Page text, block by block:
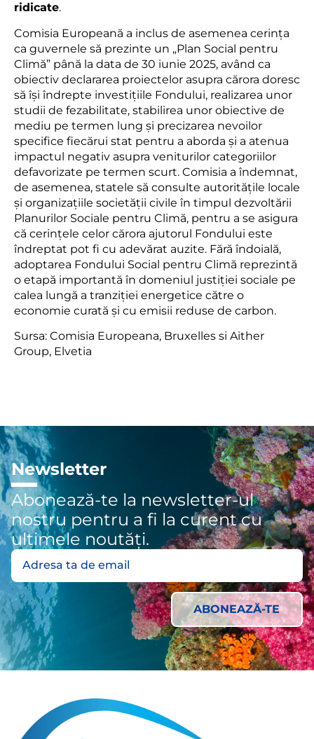
ridicate.
Comisia Europeană a inclus de asemenea cerința
ca guvernele să prezinte un „Plan Social pentru
Climă” până la data de 30 iunie 2025, având ca
obiectiv declararea proiectelor asupra cărora doresc
să își îndrepte investițiile Fondului, realizarea unor
studii de fezabilitate, stabilirea unor obiective de
mediu pe termen lung și precizarea nevoilor
specifice fiecărui stat pentru a aborda și a atenua
impactul negativ asupra veniturilor categoriilor
defavorizate pe termen scurt. Comisia a îndemnat,
de asemenea, statele să consulte autoritățile locale
și organizațiile societății civile în timpul dezvoltării
Planurilor Sociale pentru Climă, pentru a se asigura
că cerințele celor cărora ajutorul Fondului este
îndreptat pot fi cu adevărat auzite. Fără îndoială,
adoptarea Fondului Social pentru Climă reprezintă
o etapă importantă în domeniul justiției sociale pe
calea lungă a tranziției energetice către o
economie curată și cu emisii reduse de carbon.
Sursa: Comisia Europeana, Bruxelles si Aither
Group, Elvetia
Newsletter
Abonează-te la newsletter-ul
nostru pentru a fi la curent cu
ultimele noutăți.